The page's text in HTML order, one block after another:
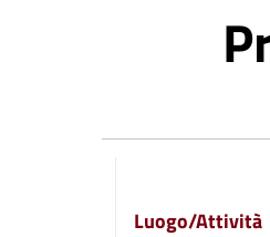
Luogo/Attività